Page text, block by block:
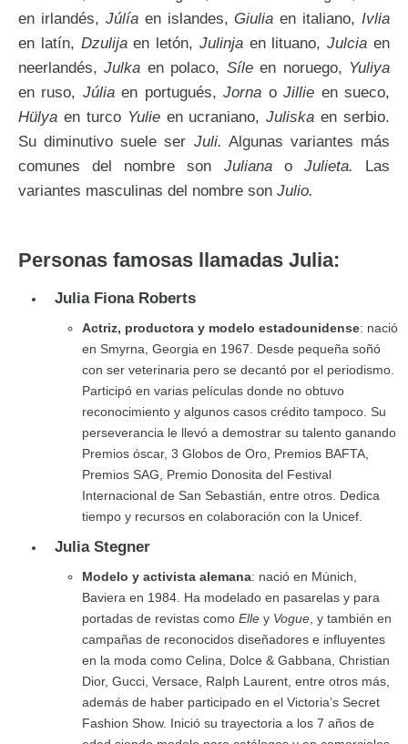
en irlandés, Júlíaen islandes,Giulia en italiano, Ivlia
en latín, Dzulijaen letón, Julinjaen lituano,Julcia en
neerlandés,Julka en polaco, Síleen noruego, Yuliya
en ruso, Júliaen portugués,Jorna oJillie en sueco,
Hülya en turco Yulieen ucraniano,Juliska en serbio.
Su diminutivo suele ser Juli. Algunas variantes más
comunes del nombre son Julianao Julieta. Las
variantes masculinas del nombre son Julio.
Personas famosas llamadas Julia:
Julia Fiona Roberts
Actriz, productora y modelo estadounidense: nació
en Smyrna, Georgia en 1967. Desde pequeña soñó
con ser veterinaria pero se decantó por el periodismo.
Participó en varias películas donde no obtuvo
reconocimiento y algunos casos crédito tampoco. Su
perseverancia le llevó a demostrar su talento ganando
Premios óscar, 3 Globos de Oro, Premios BAFTA,
Premios SAG, Premio Donosita del Festival
Internacional de San Sebastián, entre otros. Dedica
tiempo y recursos en colaboración con la Unicef.
Julia Stegner
Modelo y activista alemana: nació en Múnich,
Baviera en 1984. Ha modelado en pasarelas y para
portadas de revistas como Elle y Vogue, y también en
campañas de reconocidos diseñadores e influyentes
en la moda como Celina, Dolce & Gabbana, Christian
Dior, Gucci, Versace, Ralph Laurent, entre otros más,
además de haber participado en el Victoria’s Secret
Fashion Show. Inició su trayectoria a los 7 años de